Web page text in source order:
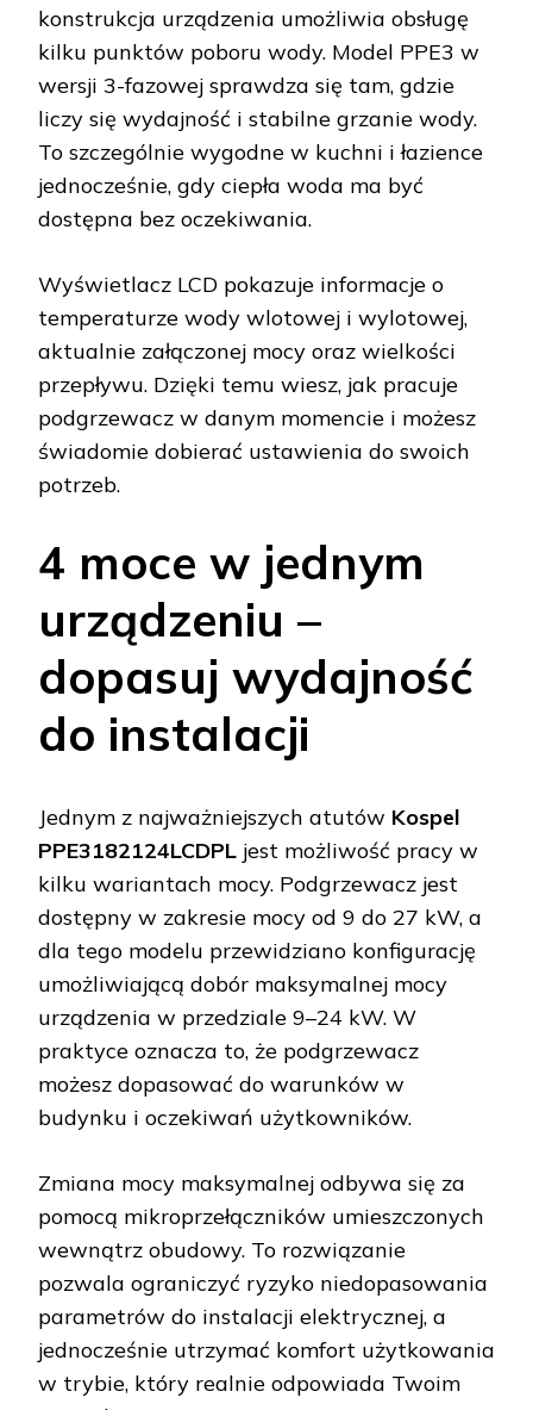
konstrukcja urządzenia umożliwia obsługę
kilku punktów poboru wody. Model PPE3 w
wersji 3-fazowej sprawdza się tam, gdzie
liczy się wydajność i stabilne grzanie wody.
To szczególnie wygodne w kuchni i łazience
jednocześnie, gdy ciepła woda ma być
dostępna bez oczekiwania.
Wyświetlacz LCD pokazuje informacje o
temperaturze wody wlotowej i wylotowej,
aktualnie załączonej mocy oraz wielkości
przepływu. Dzięki temu wiesz, jak pracuje
podgrzewacz w danym momencie i możesz
świadomie dobierać ustawienia do swoich
potrzeb.
4 moce w jednym
urządzeniu –
dopasuj wydajność
do instalacji
Jednym z najważniejszych atutów Kospel
PPE3182124LCDPL jest możliwość pracy w
kilku wariantach mocy. Podgrzewacz jest
dostępny w zakresie mocy od 9 do 27 kW, a
dla tego modelu przewidziano konfigurację
umożliwiającą dobór maksymalnej mocy
urządzenia w przedziale 9–24 kW. W
praktyce oznacza to, że podgrzewacz
możesz dopasować do warunków w
budynku i oczekiwań użytkowników.
Zmiana mocy maksymalnej odbywa się za
pomocą mikroprzełączników umieszczonych
wewnątrz obudowy. To rozwiązanie
pozwala ograniczyć ryzyko niedopasowania
parametrów do instalacji elektrycznej, a
jednocześnie utrzymać komfort użytkowania
w trybie, który realnie odpowiada Twoim